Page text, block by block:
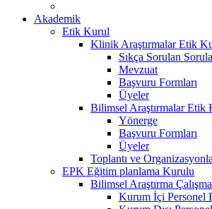
Akademik
Etik Kurul
Klinik Araştırmalar Etik
Sıkça Sorulan
Mevzuat
Başvuru Formları
Üyeler
Bilimsel Araştırmalar Etik
Yönerge
Başvuru Formları
Üyeler
Toplantı ve
EPK Eğitim planlama Kurulu
Bilimsel Araştırma
Kurum İçi Personel